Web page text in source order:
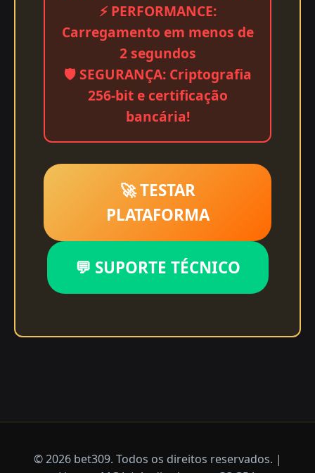
⚡ PERFORMANCE:
Carregamento em menos de
2 segundos
🛡️ SEGURANÇA: Criptografia
256-bit e certificação
bancária!
🚀 TESTAR
PLATAFORMA
💬 SUPORTE TÉCNICO
© 2026 bet309. Todos os direitos reservados. |